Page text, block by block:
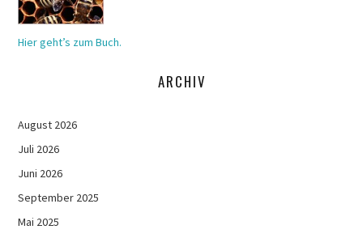
Hier geht’s zum Buch.
ARCHIV
August 2026
Juli 2026
Juni 2026
September 2025
Mai 2025